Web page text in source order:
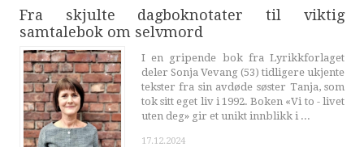
Fra skjulte dagboknotater til viktig
samtalebok om selvmord
I en gripende bok fra Lyrikkforlaget
deler Sonja Vevang (53) tidligere ukjente
tekster fra sin avdøde søster Tanja, som
tok sitt eget liv i 1992. Boken «Vi to - livet
uten deg» gir et unikt innblikk i ...
17.12.2024